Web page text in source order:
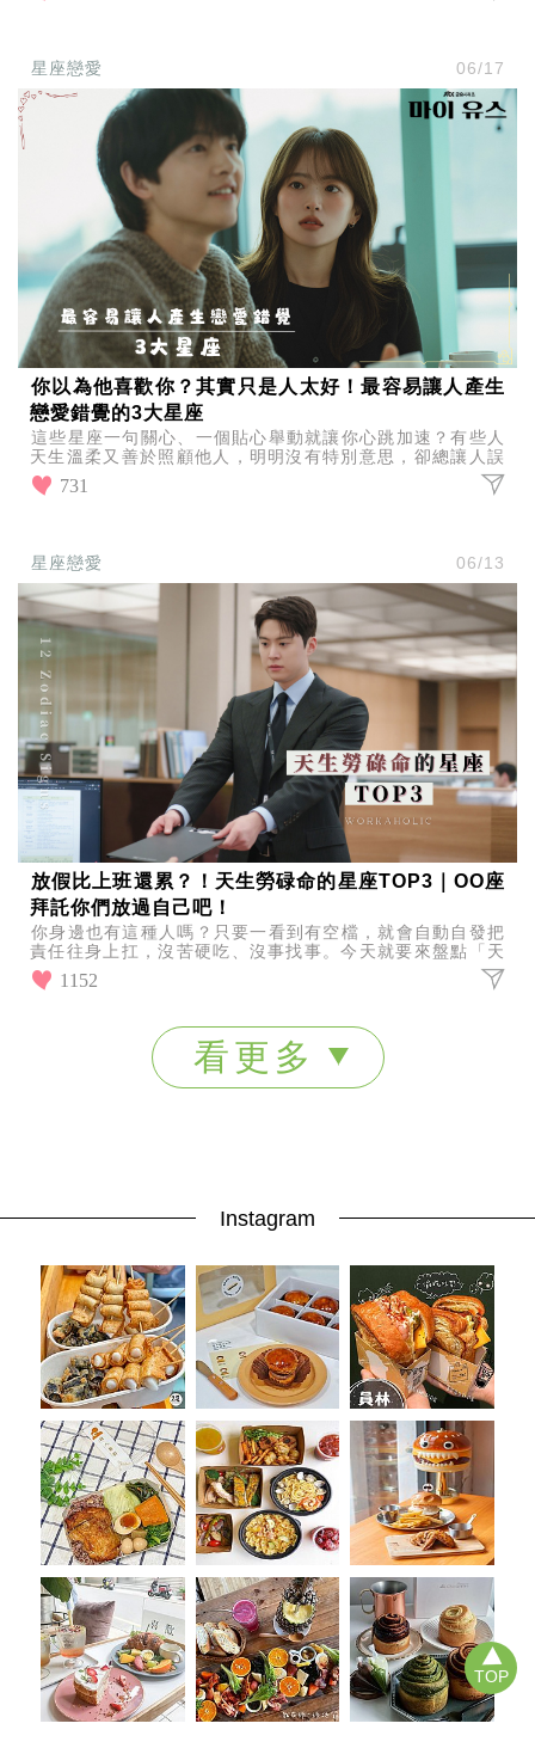
TOP
星座戀愛 06/17
你以為他喜歡你？其實只是人太好！最容易讓人產生
戀愛錯覺的3大星座
這些星座一句關心、一個貼心舉動就讓你心跳加速？有些人
天生溫柔又善於照顧他人，明明沒有特別意思，卻總讓人誤
以為正在曖昧中，最容易讓人產生戀愛錯覺的3大星座。
731
星座戀愛 06/13
放假比上班還累？！天生勞碌命的星座TOP3｜OO座
拜託你們放過自己吧！
你身邊也有這種人嗎？只要一看到有空檔，就會自動自發把
責任往身上扛，沒苦硬吃、沒事找事。今天就要來盤點「天
生勞碌命的星座TOP3」，快來看看你或你的朋友有沒有上
榜
1152
看更多
Instagram